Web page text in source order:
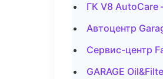
ГК V8
Автоцентр
Сервис-центр
GARAGE